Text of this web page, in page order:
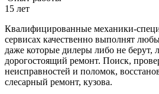
15 лет
Квалифицированные механики-
сервисах качественно выполнят
даже которые дилеры либо не берут,
дорогостоящий ремонт. Поиск,
неисправностей и поломок,
слесарный ремонт, кузова.